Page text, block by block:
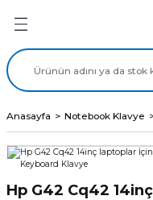
Ekran Panel
Data Kablo
Anasayfa Notebook Klavye
Hp G42 Cq42